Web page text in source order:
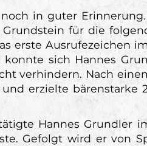
in guter
für die
erste Ausrufezeichen
konnte sich Hannes
verhindern. Nach
erzielte bärenstarke
Hannes Grundler
Gefolgt wird er von